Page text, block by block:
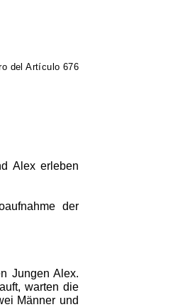
del Artículo 676
Alex erleben
der
Jungen Alex.
warten die
Männer und